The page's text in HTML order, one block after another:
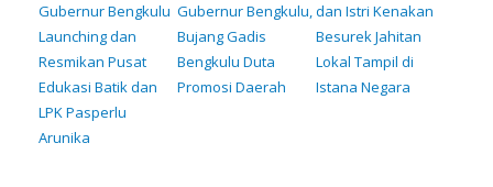
Gubernur Bengkulu
Launching dan
Resmikan Pusat
Edukasi Batik dan
LPK Pasperlu
Arunika
Gubernur Bengkulu,
Bujang Gadis
Bengkulu Duta
Promosi Daerah
dan Istri Kenakan
Besurek Jahitan
Lokal Tampil di
Istana Negara